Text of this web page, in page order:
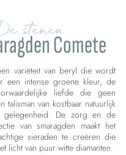
stenen
Comete
variëteit van beryl die wordt
een intense groene kleur, de
liefde die geen
talisman van kostbaar natuurlijk
De zorg en de
van smaragden maakt het
sieraden te creëren die
licht van puur witte diamanten.